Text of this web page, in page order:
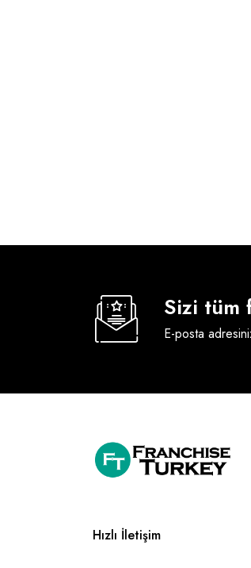
Sizi tüm
E-posta
Hızlı İletişim